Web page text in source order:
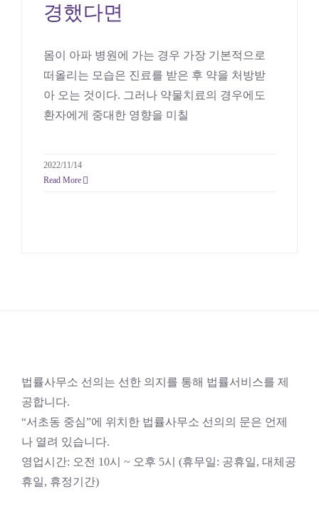
경했다면
몸이 아파 병원에 가는 경우 가장 기본적으로
떠올리는 모습은 진료를 받은 후 약을 처방받
아 오는 것이다. 그러나 약물치료의 경우에도
환자에게 중대한 영향을 미칠
2022/11/14
Read More
법률사무소 선의는 선한 의지를 통해 법률서비스를 제
공합니다.
“서초동 중심”에 위치한 법률사무소 선의의 문은 언제
나 열려 있습니다.
영업시간: 오전 10시 ~ 오후 5시 (휴무일: 공휴일, 대체공
휴일, 휴정기간)